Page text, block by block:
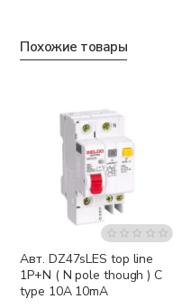
Похожие товары
Авт. DZ47sLES top line
1P+N ( N pole though ) C
type 10A 10mA